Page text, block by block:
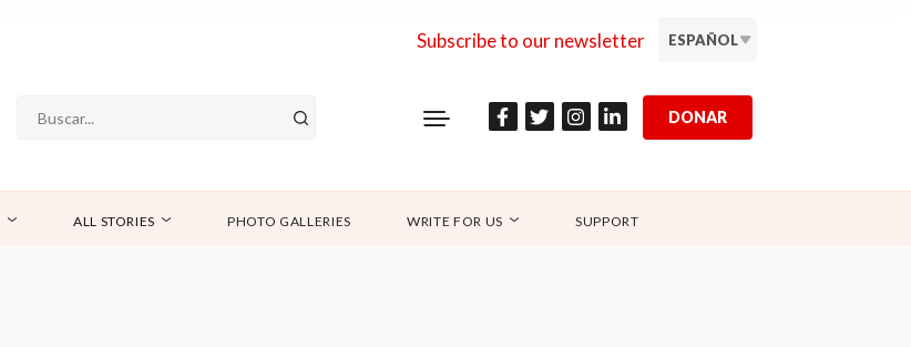
Subscribe to our newsletter ESPAÑOL
DONAR
ALL STORIES PHOTO GALLERIES WRITE FOR US SUPPORT